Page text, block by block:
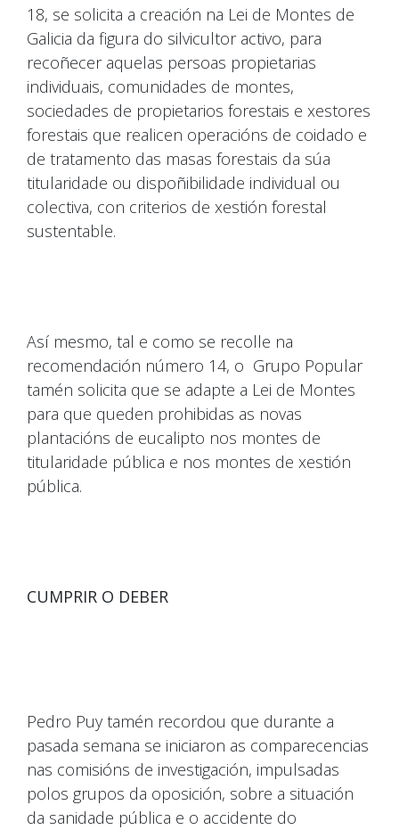
18, se solicita a creación na Lei de Montes de
Galicia da figura do silvicultor activo, para
recoñecer aquelas persoas propietarias
individuais, comunidades de montes,
sociedades de propietarios forestais e xestores
forestais que realicen operacións de coidado e
de tratamento das masas forestais da súa
titularidade ou dispoñibilidade individual ou
colectiva, con criterios de xestión forestal
sustentable.
Así mesmo, tal e como se recolle na
recomendación número 14, o Grupo Popular
tamén solicita que se adapte a Lei de Montes
para que queden prohibidas as novas
plantacións de eucalipto nos montes de
titularidade pública e nos montes de xestión
pública.
CUMPRIR O DEBER
Pedro Puy tamén recordou que durante a
pasada semana se iniciaron as comparecencias
nas comisións de investigación, impulsadas
polos grupos da oposición, sobre a situación
da sanidade pública e o accidente do